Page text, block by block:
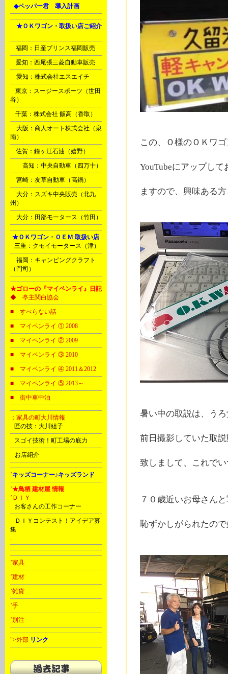
◆ペッパー君 導入計画
★ＯＫワゴン・取扱い店ご紹介
福岡：日産プリンス福岡販売
愛知：西尾張三菱自動車販売
愛知：株式会社エスエイチ
東京：スージースポーツ（世田
谷）
千葉：株式会社 飯高（香取）
大阪：商人オート株式会社（泉
南）
佐賀：鐘ヶ江石油（嬉野）
高知：中央自動車（四万十）
宮崎：友草自動車（高鍋）
大分：スズキ中央販売（北九
州）
大分：田部モータース（竹田）
★ＯＫワゴン・ＯＥＭ 取扱い店
三重：クモイモータース（津）
福岡：キャンピングクラフト
（門司）
★ゴローの『マイペンライ』日記
◆ 亭主関白協会
■ すべらない話
■ マイペンライ ① 2008
■ マイペンライ ② 2009
■ マイペンライ ③ 2010
■ マイペンライ ④ 2011＆2012
■ マイペンライ ⑤ 2013～
■ 街中車中泊
；家具の町大川情報
匠の技：大川組子
スゴイ技術！町工場の底力
お店紹介
’キッズコーナー♪キッズランド
’★鳥栖 建材屋 情報
’ＤＩＹ
お客さんの工作コーナー
ＤＩＹコンテスト！アイデア募
集
.
’家具
’建材
’雑貨
’手
’別注
">外部 リンク
この、Ｏ様のＯＫワ
YouTubeにアップして
ますので、興味ある
暑い中の取説は、う
前日撮影していた取
致しまして、これで
７０歳近いお母さん
恥ずかしがられたの